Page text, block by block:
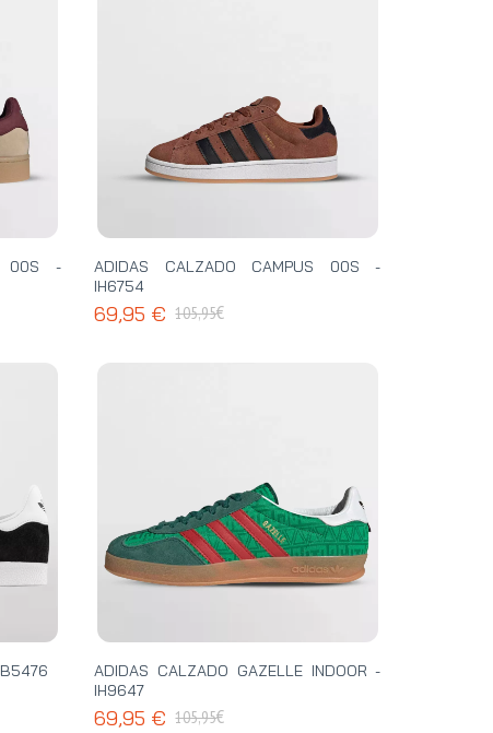
00S -
ADIDAS CALZADO CAMPUS 00S -
IH6754
69,95 € 105,95€
ADIDAS CALZADO GAZELLE INDOOR -
IH9647
69,95 € 105,95€